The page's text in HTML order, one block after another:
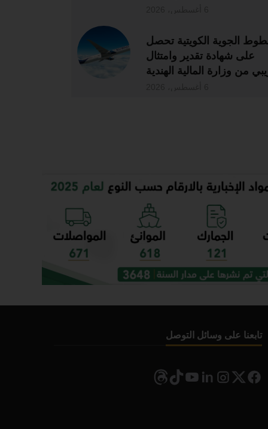
الجوية الكويتية تحصل
على شهادة تقدير وامتثال
من وزارة المالية الهندية
تابعنا على وسائل التوصل